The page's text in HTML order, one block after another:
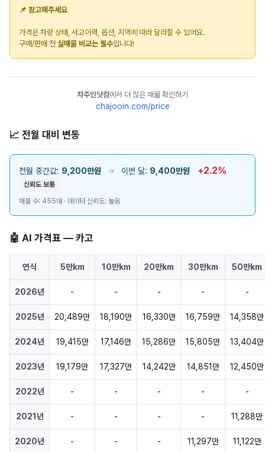
📌 참고해주세요
가격은 차량 상태, 사고이력, 옵션, 지역에 따라 달라질 수 있어요.
구매/판매 전 실매물 비교는 필수입니다!
차주인닷컴에서 더 많은 매물 확인하기
chajooin.com/price
📈 전월 대비 변동
전월 중간값: 9,200만원 → 이번 달: 9,400만원 +2.2%
신뢰도 보통
매물 수: 455대 · 데이터 신뢰도: 높음
🤖 AI 가격표 — 카고
연식 5만km 10만km 20만km 30만km 50만km
2026년 - - - - -
2025년 20,489만 18,190만 16,330만 16,759만 14,358만
2024년 19,415만 17,146만 15,286만 15,805만 13,404만
2023년 19,179만 17,327만 14,242만 14,851만 12,450만
2022년 - - - - -
2021년 - - - - 11,288만
2020년 - - - 11,297만 11,122만